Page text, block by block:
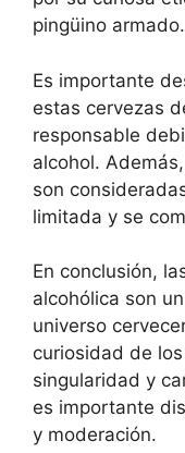
pingüino armado.
Es importante
estas cervezas
responsable
alcohol.
son
limitada y se
En conclusión,
alcohólica son
universo
curiosidad de
singularidad y
es importante
y moderación.